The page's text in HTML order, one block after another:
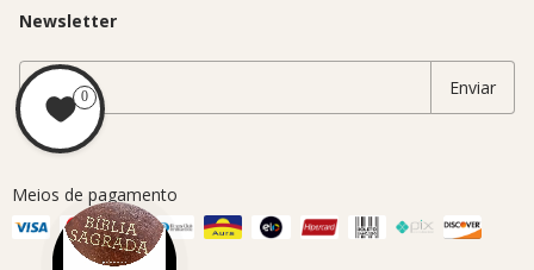
Newsletter
Meios de pagamento
0